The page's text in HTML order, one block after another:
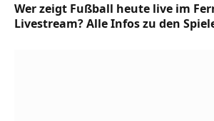
Wer zeigt Fußball heute live im
Livestream? Alle Infos zu den